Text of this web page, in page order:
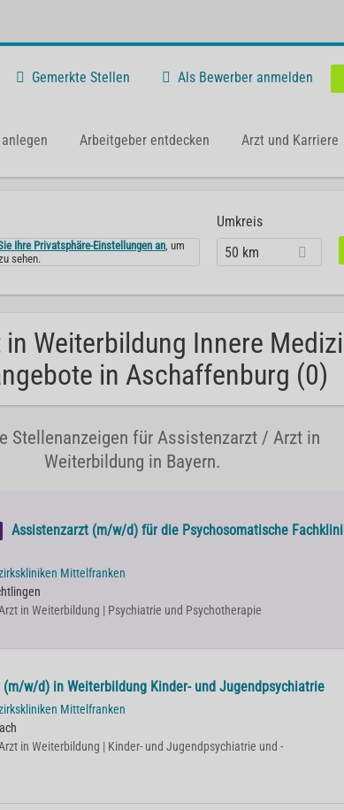
Gemerkte Stellen Als Bewerber anmelden
Arbeitgeber entdecken Arzt und Karriere
Ihre Privatsphäre-Einstellungen an, um
sehen.
Umkreis
50 km
Weiterbildung Innere
in Aschaffenburg (0)
Stellenanzeigen für Assistenzarzt / Arzt in
Weiterbildung in Bayern.
Assistenzarzt (m/w/d) für die Psychosomatische
Mittelfranken
in Weiterbildung | Psychiatrie und Psychotherapie
w/d) in Weiterbildung Kinder- und Jugendpsychiatrie
Mittelfranken
in Weiterbildung | Kinder- und Jugendpsychiatrie und -